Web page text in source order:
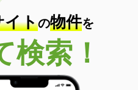
イトの物件を
検索！